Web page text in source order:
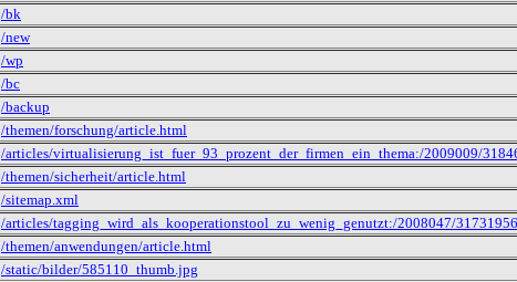
/bk
/new
/wp
/bc
/backup
/themen/forschung/article.html
/articles/virtualisierung_ist_fuer_93_prozent_der_firmen_ein_thema:/2009009/
/themen/sicherheit/article.html
/sitemap.xml
/articles/tagging_wird_als_kooperationstool_zu_wenig_genutzt:/2008047/
/themen/anwendungen/article.html
/static/bilder/585110_thumb.jpg